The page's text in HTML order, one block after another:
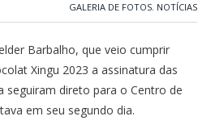
GALERIA DE FOTOS, NOTÍCIAS
Barbalho, que veio cumprir
Xingu 2023 a assinatura das
seguiram direto para o Centro de
em seu segundo dia.